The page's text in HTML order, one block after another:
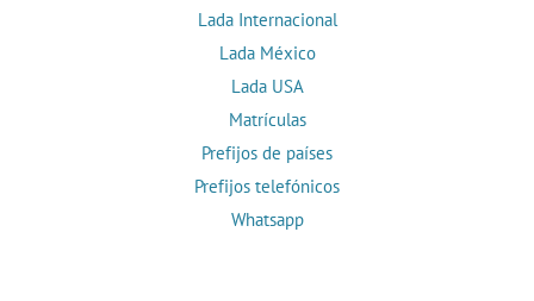
Lada Internacional
Lada México
Lada USA
Matrículas
Prefijos de países
Prefijos telefónicos
Whatsapp